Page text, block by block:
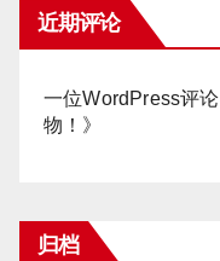
近期评论
一位WordPress评
物！ 》
归档